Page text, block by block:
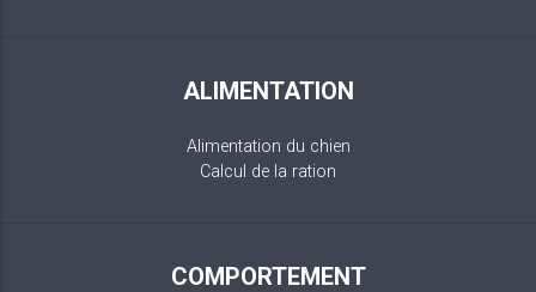
ALIMENTATION
Alimentation du chien
Calcul de la ration
COMPORTEMENT